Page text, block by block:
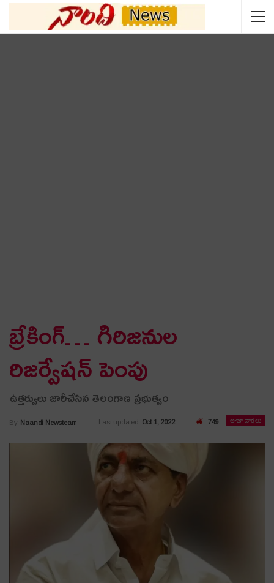
బ్రేకింగ్… గిరిజనుల
రిజర్వేషన్ పెంపు
ఉత్తర్వులు జారీచేసిన తెలంగాణ ప్రభుత్వం
తాజా వార్తలు
By Naandi Newsteam Last updated Oct 1, 2022 749